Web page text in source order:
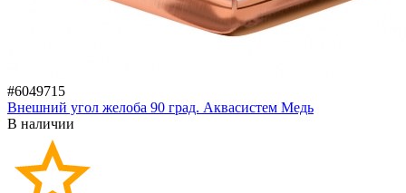
#6049715
Внешний угол желоба 90 град. Аквасистем Медь
В наличии